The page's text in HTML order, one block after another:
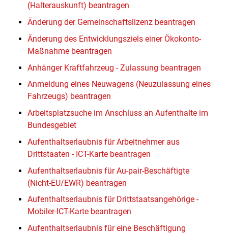
(Halterauskunft) beantragen
Änderung der Gemeinschaftslizenz beantragen
Änderung des Entwicklungsziels einer Ökokonto-
Maßnahme beantragen
Anhänger Kraftfahrzeug - Zulassung beantragen
Anmeldung eines Neuwagens (Neuzulassung eines
Fahrzeugs) beantragen
Arbeitsplatzsuche im Anschluss an Aufenthalte im
Bundesgebiet
Aufenthaltserlaubnis für Arbeitnehmer aus
Drittstaaten - ICT-Karte beantragen
Aufenthaltserlaubnis für Au-pair-Beschäftigte
(Nicht-EU/EWR) beantragen
Aufenthaltserlaubnis für Drittstaatsangehörige -
Mobiler-ICT-Karte beantragen
Aufenthaltserlaubnis für eine Beschäftigung